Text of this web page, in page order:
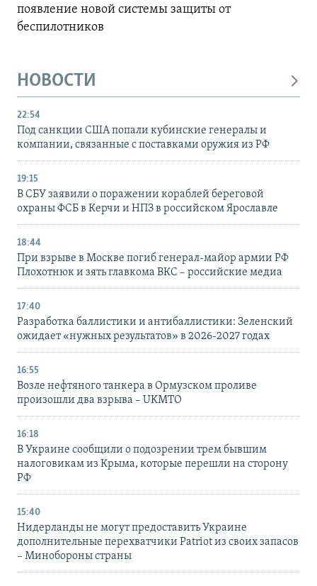
появление новой системы защиты от
беспилотников
НОВОСТИ
22:54
Под санкции США попали кубинские генералы и
компании, связанные с поставками оружия из РФ
19:15
В СБУ заявили о поражении кораблей береговой
охраны ФСБ в Керчи и НПЗ в российском Ярославле
18:44
При взрыве в Москве погиб генерал-майор армии РФ
Плохотнюк и зять главкома ВКС – российские медиа
17:40
Разработка баллистики и антибаллистики: Зеленский
ожидает «нужных результатов» в 2026-2027 годах
16:55
Возле нефтяного танкера в Ормузском проливе
произошли два взрыва – UKMTO
16:18
В Украине сообщили о подозрении трем бывшим
налоговикам из Крыма, которые перешли на сторону
РФ
15:40
Нидерланды не могут предоставить Украине
дополнительные перехватчики Patriot из своих запасов
– Минобороны страны